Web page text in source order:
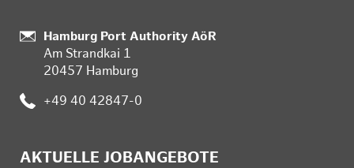
Standort:
Hamburg Port Authority AöR
Am Strandkai 1
20457 Hamburg
Telefon:
+49 40 42847-0
AKTUELLE JOBANGEBOTE